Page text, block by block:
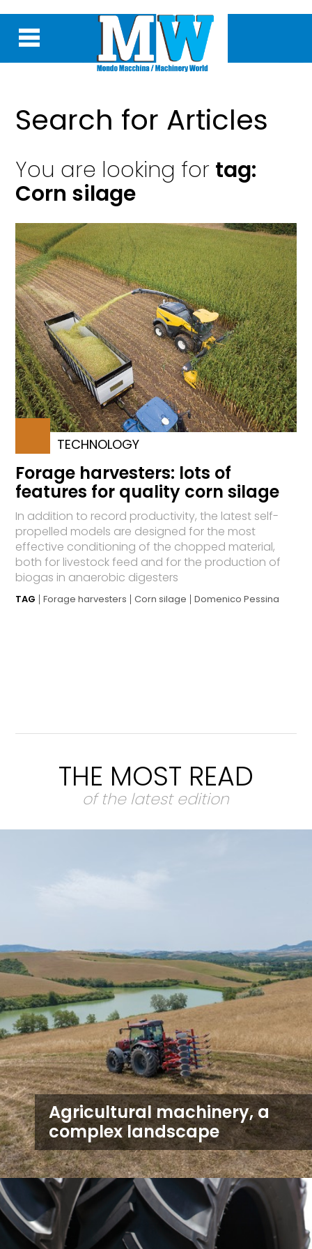
Search for Articles
You are looking for tag:
Corn silage
TECHNOLOGY
Forage harvesters: lots of
features for quality corn silage
In addition to record productivity, the latest self-
propelled models are designed for the most
effective conditioning of the chopped material,
both for livestock feed and for the production of
biogas in anaerobic digesters
TAG Forage harvesters Corn silage Domenico Pessina
THE MOST READ
of the latest edition
Agricultural machinery, a
complex landscape